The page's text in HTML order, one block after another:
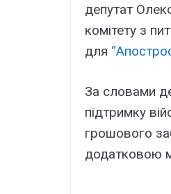
депутат
комітету з
для
За словами
підтримку
грошового
додатковою